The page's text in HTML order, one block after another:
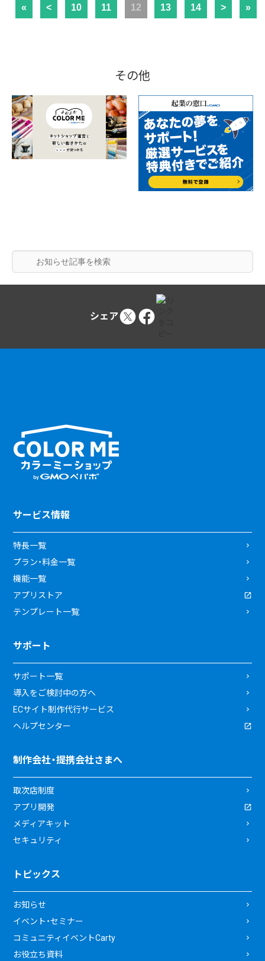
« < 10 11 12 13 14 > »
その他
シェア
サービス情報
特長一覧
プラン・料金一覧
機能一覧
アプリストア
テンプレート一覧
サポート
サポート一覧
導入をご検討中の方へ
ECサイト制作代行サービス
ヘルプセンター
制作会社・提携会社さまへ
取次店制度
アプリ開発
メディアキット
セキュリティ
トピックス
お知らせ
イベント・セミナー
コミュニティイベントCarty
お役立ち資料